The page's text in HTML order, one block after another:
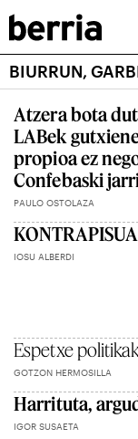
BIURRUN,
Atzera bota
LABek
propioa ez
Confebaski
PAULO OSTOLAZA
IOSU ALBERDI
Espetxe
GOTZON HERMOSILLA
Harrituta,
IGOR SUSAETA